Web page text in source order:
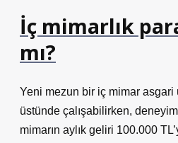
İç mimarlık
mı?
Yeni mezun bir iç mimar asgari
üstünde çalışabilirken,
mimarın aylık geliri 100.000